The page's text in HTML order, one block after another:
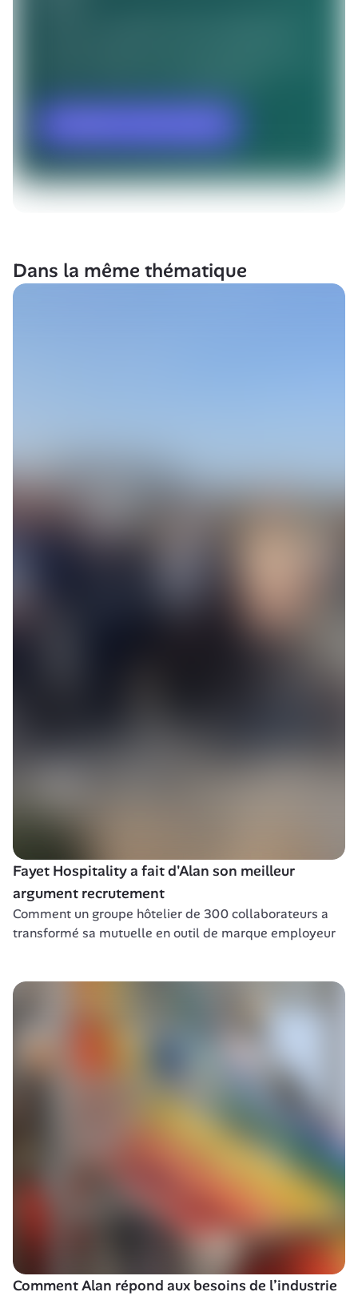
Dans la même thématique
Fayet Hospitality a fait d'Alan son meilleur
argument recrutement
Comment un groupe hôtelier de 300 collaborateurs a
transformé sa mutuelle en outil de marque employeur
Comment Alan répond aux besoins de l’industrie